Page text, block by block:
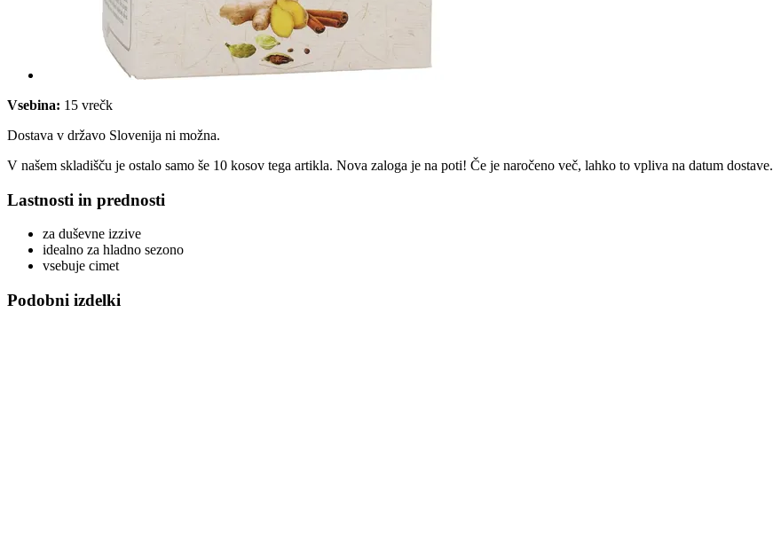
Vsebina: 15 vrečk
Dostava v državo Slovenija ni možna.
V našem skladišču je ostalo samo še 10 kosov tega artikla. Nova zaloga je na poti! Če je naročeno več, lahko to vpliva na datum dostave.
Lastnosti in prednosti
za duševne izzive
idealno za hladno sezono
vsebuje cimet
Podobni izdelki